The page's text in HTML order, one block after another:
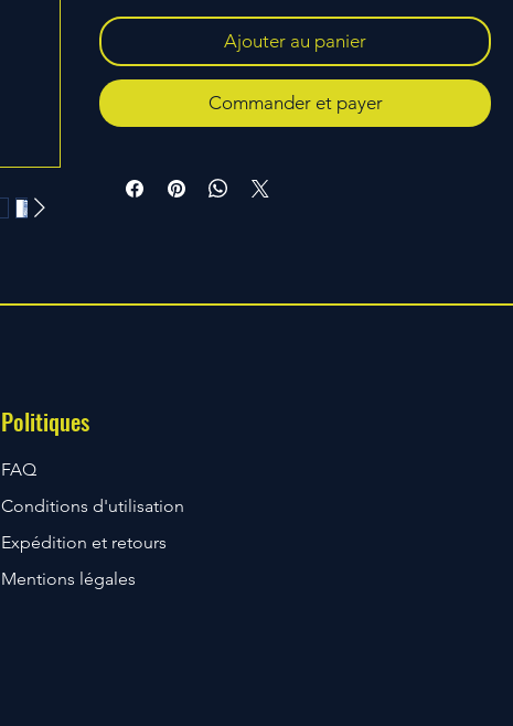
Ajouter au panier
Commander et payer
Politiques
FAQ
Conditions d'utilisation
Expédition et retours
Mentions légales